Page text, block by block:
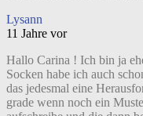
Lysann
11 Jahre vor
Hallo Carina ! Ich bin ja
Socken habe ich auch
das jedesmal eine
grade wenn noch ein